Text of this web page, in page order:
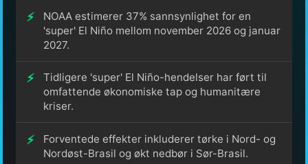
NOAA estimerer 37% sannsynlighet for en
'super' El Niño mellom november 2026 og januar
2027.
Tidligere 'super' El Niño-hendelser har ført til
omfattende økonomiske tap og humanitære
kriser.
Forventede effekter inkluderer tørke i Nord- og
Nordøst-Brasil og økt nedbør i Sør-Brasil.